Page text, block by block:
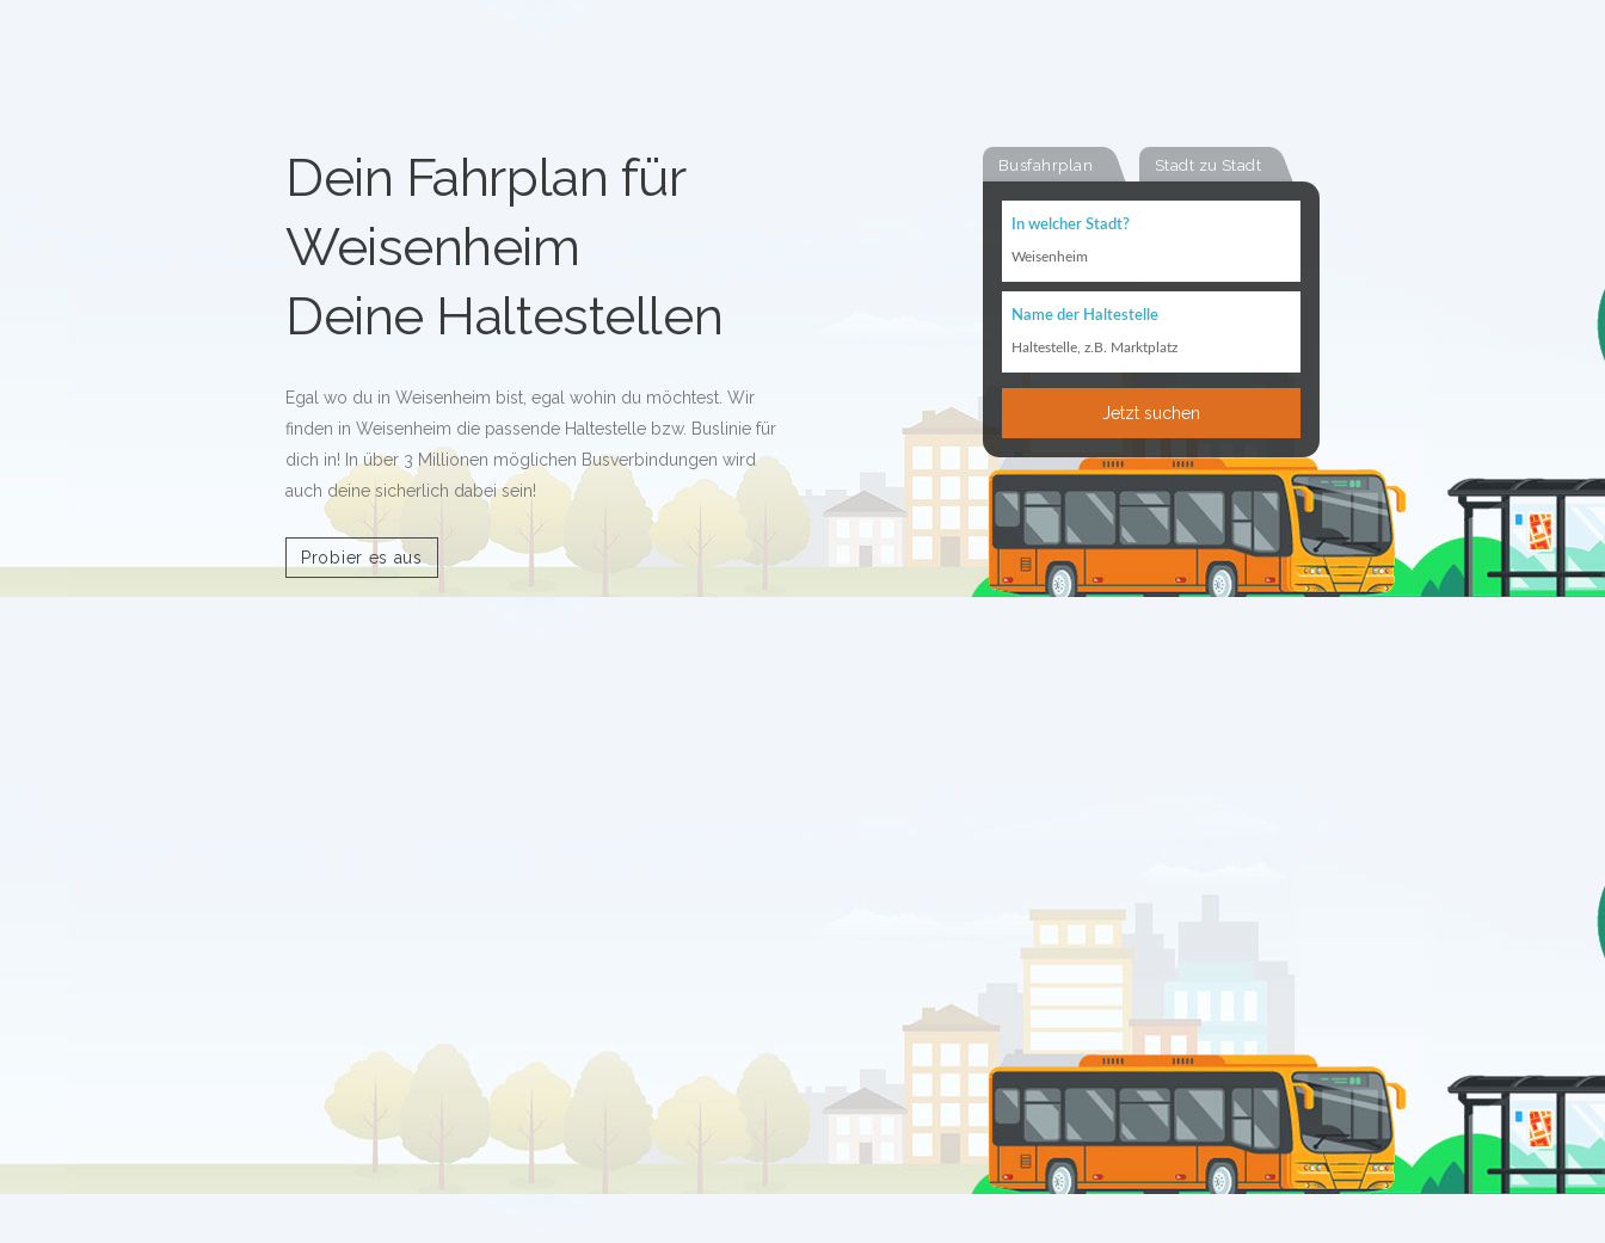
Busfahrplan Stadt zu Stadt
In welcher Stadt?
Weisenheim
Name der Haltestelle
Haltestelle, z.B. Marktplatz
Jetzt suchen
Dein Fahrplan für
Weisenheim
Deine Haltestellen
Egal wo du in Weisenheim bist, egal wohin du möchtest. Wir
finden in Weisenheim die passende Haltestelle bzw. Buslinie für
dich in! In über 3 Millionen möglichen Busverbindungen wird
auch deine sicherlich dabei sein!
Probier es aus